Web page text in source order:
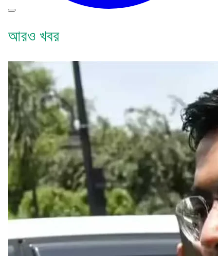
আরও খবর